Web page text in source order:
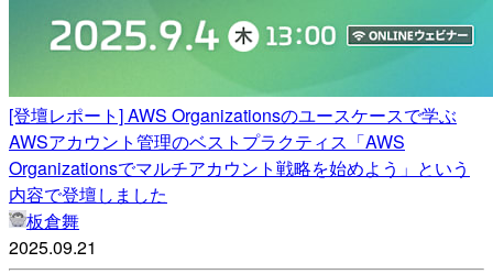
[登壇レポート] AWS Organizationsのユースケースで学ぶ
AWSアカウント管理のベストプラクティス「AWS
Organizationsでマルチアカウント戦略を始めよう」という
内容で登壇しました
板倉舞
2025.09.21